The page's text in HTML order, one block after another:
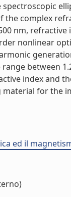
complex
nm,
nonlinear
between
index and
for the
ed il